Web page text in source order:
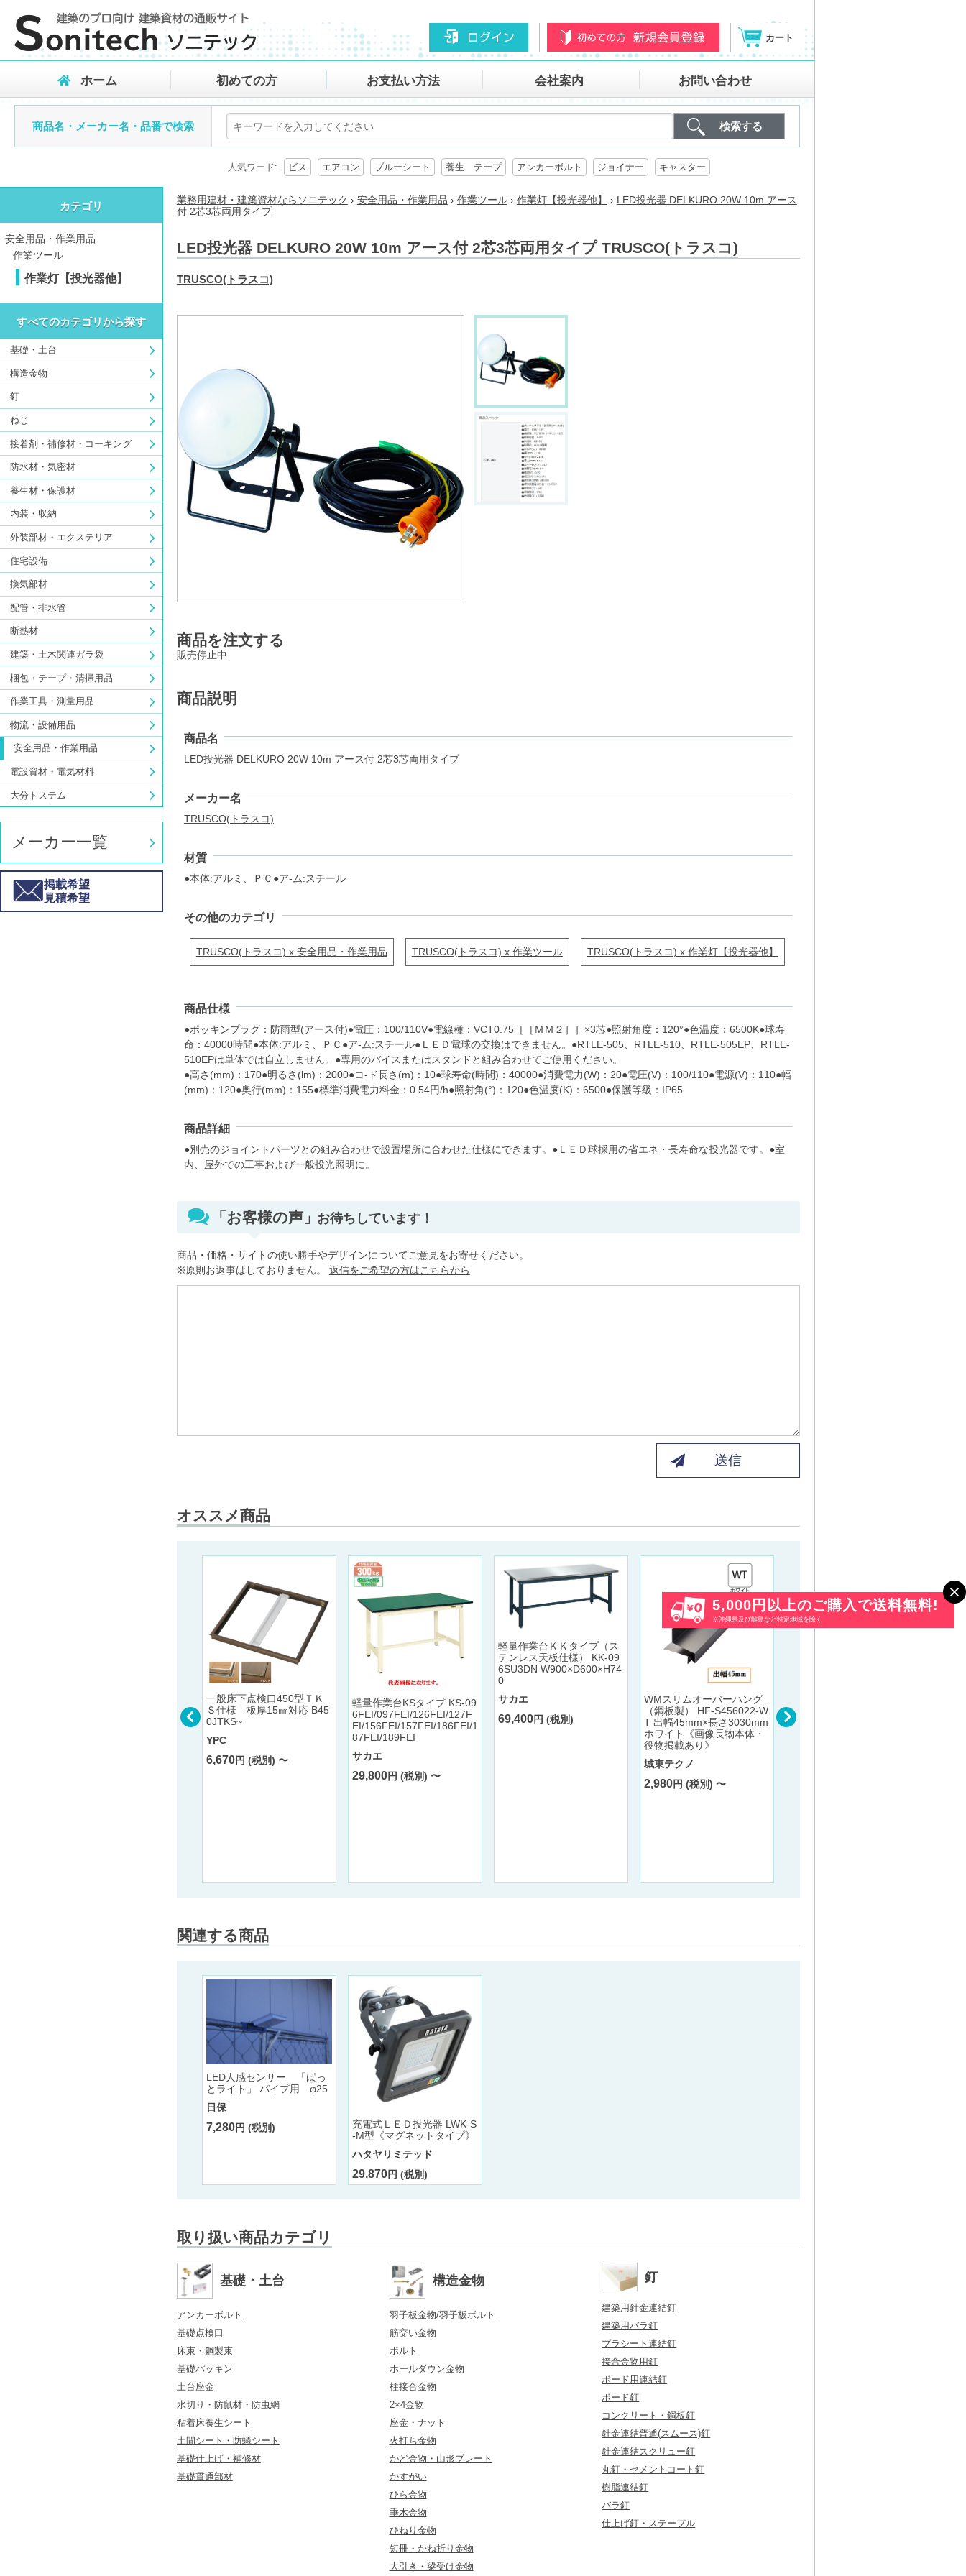
カート
ホーム 初めての方 お支払い方法 会社案内 お問い合わせ
商品名・メーカー名・品番で検索
人気ワード: ビス エアコン ブルーシート 養生 テープ アンカーボルト ジョイナー キャスター
カテゴリ
安全用品・作業用品
作業ツール
作業灯【投光器他】
すべてのカテゴリから探す
基礎・土台
構造金物
釘
ねじ
接着剤・補修材・コーキング
防水材・気密材
養生材・保護材
内装・収納
外装部材・エクステリア
住宅設備
換気部材
配管・排水管
断熱材
建築・土木関連ガラ袋
梱包・テープ・清掃用品
作業工具・測量用品
物流・設備用品
安全用品・作業用品
電設資材・電気材料
大分トステム
メーカー一覧
掲載希望
見積希望
業務用建材・建築資材ならソニテック › 安全用品・作業用品 › 作業ツール› 作業灯【投光器他】 › LED投光器 DELKURO 20W 10m アース
付 2芯3芯両用タイプ
LED投光器 DELKURO 20W 10m アース付 2芯3芯両用タイプ TRUSCO(トラスコ)
TRUSCO(トラスコ)
商品を注文する
販売停止中
商品説明
商品名
LED投光器 DELKURO 20W 10m アース付 2芯3芯両用タイプ
メーカー名
TRUSCO(トラスコ)
材質
●本体:アルミ、ＰＣ●ア-ム:スチール
その他のカテゴリ
TRUSCO(トラスコ) x 安全用品・作業用品 TRUSCO(トラスコ) x 作業ツール TRUSCO(トラスコ) x 作業灯【投光器他】
商品仕様
●ポッキンプラグ：防雨型(アース付)●電圧：100/110V●電線種：VCT0.75［［ＭＭ２］］×3芯●照射角度：120°●色温度：6500K●球寿
命：40000時間●本体:アルミ、ＰＣ●ア-ム:スチール●ＬＥＤ電球の交換はできません。●RTLE-505、RTLE-510、RTLE-505EP、RTLE-
510EPは単体では自立しません。●専用のバイスまたはスタンドと組み合わせてご使用ください。
●高さ(mm)：170●明るさ(lm)：2000●コ-ド長さ(m)：10●球寿命(時間)：40000●消費電力(W)：20●電圧(V)：100/110●電源(V)：110●幅
(mm)：120●奥行(mm)：155●標準消費電力料金：0.54円/h●照射角(°)：120●色温度(K)：6500●保護等級：IP65
商品詳細
●別売のジョイントパーツとの組み合わせで設置場所に合わせた仕様にできます。●ＬＥＤ球採用の省エネ・長寿命な投光器です。●室
内、屋外での工事および一般投光照明に。
「お客様の声」お待ちしています！
商品・価格・サイトの使い勝手やデザインについてご意見をお寄せください。
※原則お返事はしておりません。 返信をご希望の方はこちらから
送信
オススメ商品
一般床下点検口450型ＴＫ
Ｓ仕様 板厚15㎜対応 B45
0JTKS~
YPC
6,670円 (税別) 〜
軽量作業台KSタイプ KS-09
6FEI/097FEI/126FEI/127F
EI/156FEI/157FEI/186FEI/1
87FEI/189FEI
サカエ
29,800円 (税別) 〜
軽量作業台ＫＫタイプ（ス
テンレス天板仕様） KK-09
6SU3DN W900×D600×H74
0
サカエ
69,400円 (税別)
WMスリムオーバーハング
（鋼板製） HF-S456022-W
T 出幅45mm×長さ3030mm
ホワイト《画像長物本体・
役物掲載あり》
城東テクノ
2,980円 (税別) 〜
SUB1 本体:グリーン･スチ
ール天板:グリーン
関連する商品
LED人感センサー 「ぱっ
とライト」 パイプ用 φ25
日保
7,280円 (税別)
充電式ＬＥＤ投光器 LWK-S
-M型《マグネットタイプ》
ハタヤリミテッド
29,870円 (税別)
取り扱い商品カテゴリ
基礎・土台
アンカーボルト
基礎点検口
床束・鋼製束
基礎パッキン
土台座金
水切り・防鼠材・防虫網
粘着床養生シート
土間シート・防蟻シート
基礎仕上げ・補修材
基礎貫通部材
構造金物
羽子板金物/羽子板ボルト
筋交い金物
ボルト
ホールダウン金物
柱接合金物
2×4金物
座金・ナット
火打ち金物
かど金物・山形プレート
かすがい
ひら金物
垂木金物
ひねり金物
短冊・かね折り金物
大引き・梁受け金物
釘
建築用針金連結釘
建築用バラ釘
プラシート連結釘
接合金物用釘
ボード用連結釘
ボード釘
コンクリート・鋼板釘
針金連結普通(スムース)釘
針金連結スクリュー釘
丸釘・セメントコート釘
樹脂連結釘
バラ釘
仕上げ釘・ステープル
5,000円以上のご購入で送料無料!
※沖縄県及び離島など特定地域を除く